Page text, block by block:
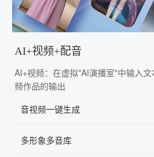
AI+视频+配音
AI+视频：在虚拟"AI演播室"中输入
频作品的输出
音视频一键生成
多形象多音库